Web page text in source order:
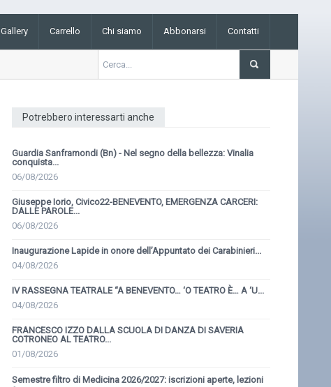
Gallery Carrello Chi siamo Abbonarsi Contatti
Potrebbero interessarti anche
Guardia Sanframondi (Bn) - Nel segno della bellezza: Vinalia
conquista...
06/08/2026
Giuseppe Iorio, Civico22-BENEVENTO, EMERGENZA CARCERI:
DALLE PAROLE...
06/08/2026
Inaugurazione Lapide in onore dell’Appuntato dei Carabinieri...
04/08/2026
IV RASSEGNA TEATRALE “A BENEVENTO… ‘O TEATRO È… A ‘U...
04/08/2026
FRANCESCO IZZO DALLA SCUOLA DI DANZA DI SAVERIA
COTRONEO AL TEATRO...
01/08/2026
Semestre filtro di Medicina 2026/2027: iscrizioni aperte, lezioni